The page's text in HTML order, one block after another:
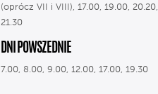
(oprócz VII i VIII), 17.00, 19.00, 20.20,
21.30
DNI POWSZEDNIE
7.00, 8.00, 9.00, 12.00, 17.00, 19.30